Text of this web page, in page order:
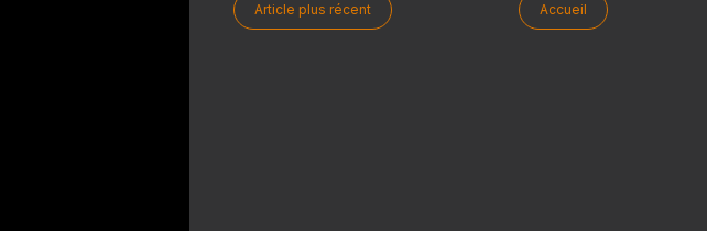
Article plus récent Accueil